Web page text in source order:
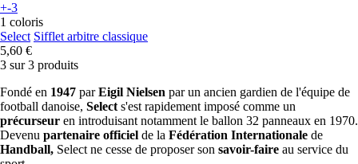
+-3
1 coloris
Select Sifflet arbitre classique
5,60 €
3 sur 3 produits
Fondé en 1947 parEigil Nielsen par un ancien gardien de l'équipe de
football danoise, Select s'est rapidement imposé comme un
précurseur en introduisant notamment le ballon 32 panneaux en 1970.
Devenu partenaire officiel de la Fédération Internationale de
Handball, Select ne cesse de proposer son savoir-faire au service du